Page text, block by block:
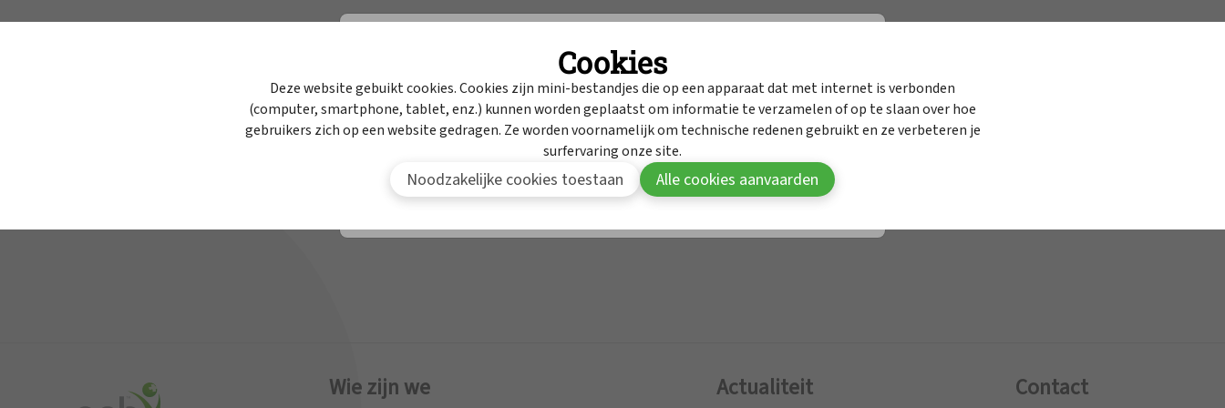
Om deze inhoud te bekijken moet je aangemeld zijn in MyAPB.
Aanmelden Word lid van APB
Wie zijn we Actualiteit Contact
Werken bij APB
Dienst geneesmiddelen onderzoek
Contact
Cookies
Deze website gebuikt cookies. Cookies zijn mini-bestandjes die op een apparaat dat met internet is verbonden
(computer, smartphone, tablet, enz.) kunnen worden geplaatst om informatie te verzamelen of op te slaan over hoe
gebruikers zich op een website gedragen. Ze worden voornamelijk om technische redenen gebruikt en ze verbeteren je
surfervaring onze site.
Noodzakelijke cookies toestaan Alle cookies aanvaarden